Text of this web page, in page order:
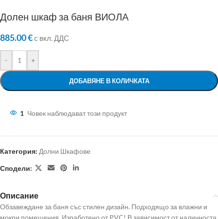
Долен шкаф за баня ВИОЛА
885.00€с вкл. ДДС
- +
ДОБАВЯНЕ В КОЛИЧКАТА
1 Човек наблюдават този продукт
Категория: Долни Шкафове
Сподели:
Описание
Обзавеждане за баня със стилен дизайн. Подходящо за влажни и
мокри помещения. Изработено от PVC! В зависимост от наличноста